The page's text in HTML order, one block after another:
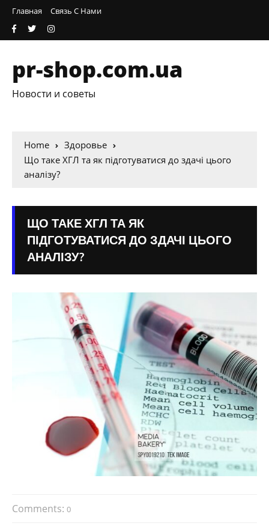
Главная Связь С Нами
pr-shop.com.ua
Новости и советы
Home
Здоровье
Що таке ХГЛ та як підготуватися до здачі цього
аналізу?
ЩО ТАКЕ ХГЛ ТА ЯК
ПІДГОТУВАТИСЯ ДО ЗДАЧІ ЦЬОГО
АНАЛІЗУ?
Comments: 0